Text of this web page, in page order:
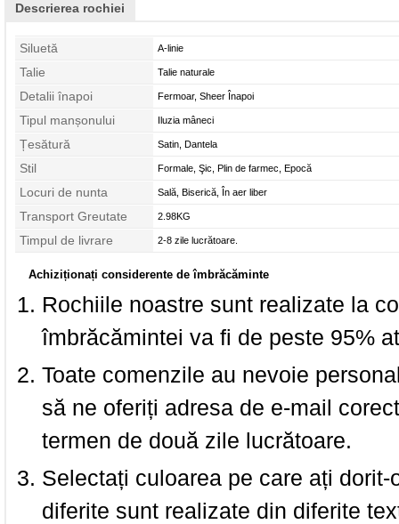
Descrierea rochiei
Siluetă A-linie
Talie Talie naturale
Detalii înapoi Fermoar, Sheer Înapoi
Tipul manșonului Iluzia mâneci
Țesătură Satin, Dantela
Stil Formale, Şic, Plin de farmec, Epocă
Locuri de nunta Sală, Biserică, În aer liber
Transport Greutate 2.98KG
Timpul de livrare 2-8 zile lucrătoare.
Achiziționați considerente de îmbrăcăminte
Rochiile noastre sunt realizate la
îmbrăcămintei va fi de peste 95%
Toate comenzile au nevoie
să ne oferiți adresa de e-mail
termen de două zile lucrătoare.
Selectați culoarea pe care ați
diferite sunt realizate din diferite